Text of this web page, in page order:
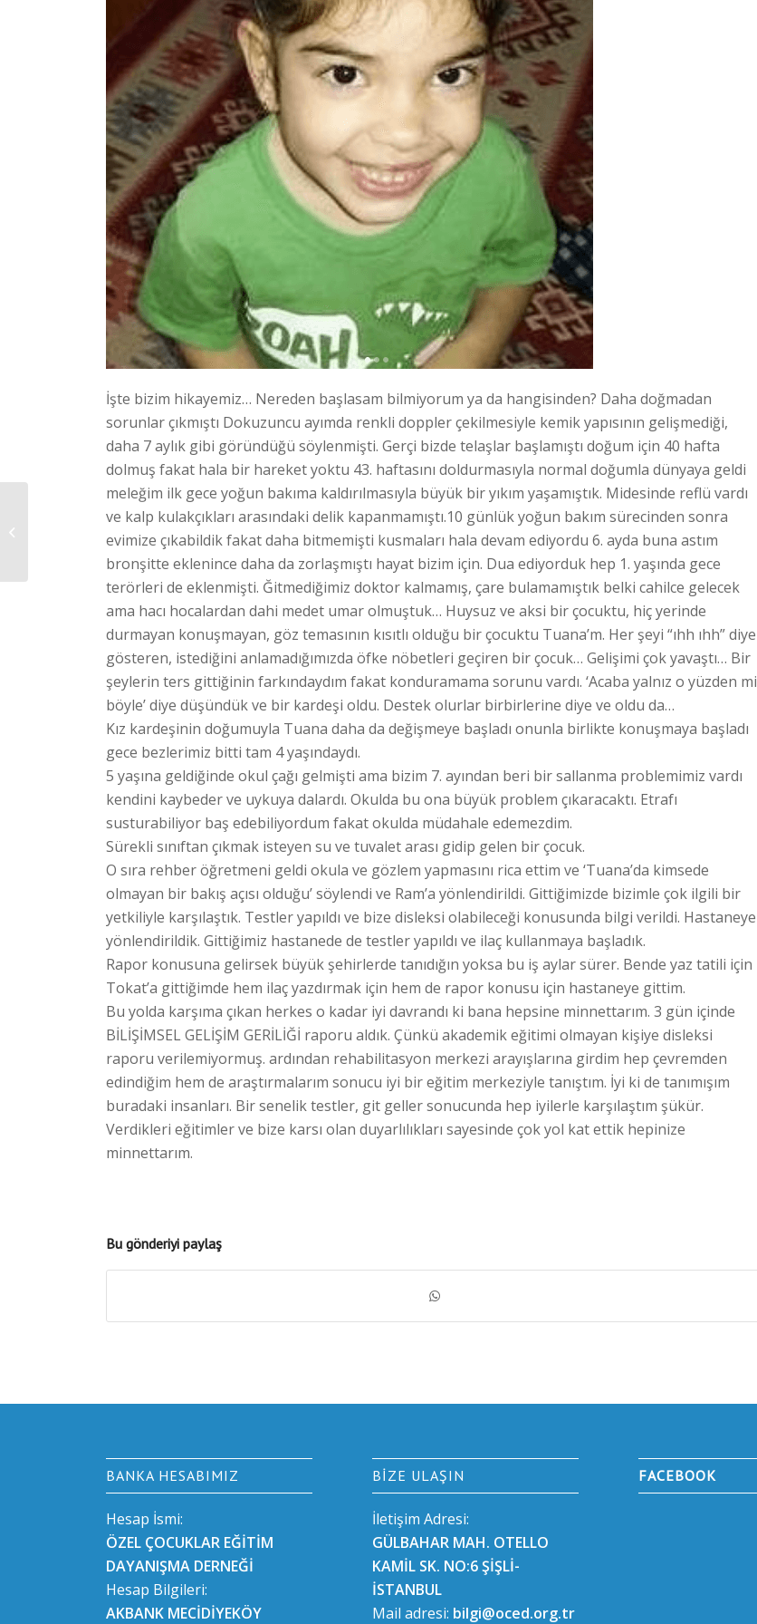
İşte bizim hikayemiz… Nereden başlasam bilmiyorum ya da hangisinden? Daha doğmadan
sorunlar çıkmıştı Dokuzuncu ayımda renkli doppler çekilmesiyle kemik yapısının gelişmediği,
daha 7 aylık gibi göründüğü söylenmişti. Gerçi bizde telaşlar başlamıştı doğum için 40 hafta
dolmuş fakat hala bir hareket yoktu 43. haftasını doldurmasıyla normal doğumla dünyaya geldi
meleğim ilk gece yoğun bakıma kaldırılmasıyla büyük bir yıkım yaşamıştık. Midesinde reflü vardı
ve kalp kulakçıkları arasındaki delik kapanmamıştı.10 günlük yoğun bakım sürecinden sonra
evimize çıkabildik fakat daha bitmemişti kusmaları hala devam ediyordu 6. ayda buna astım
bronşitte eklenince daha da zorlaşmıştı hayat bizim için. Dua ediyorduk hep 1. yaşında gece
terörleri de eklenmişti. Ğitmediğimiz doktor kalmamış, çare bulamamıştık belki cahilce gelecek
ama hacı hocalardan dahi medet umar olmuştuk… Huysuz ve aksi bir çocuktu, hiç yerinde
durmayan konuşmayan, göz temasının kısıtlı olduğu bir çocuktu Tuana’m. Her şeyi “ıhh ıhh” diye
gösteren, istediğini anlamadığımızda öfke nöbetleri geçiren bir çocuk… Gelişimi çok yavaştı… Bir
şeylerin ters gittiğinin farkındaydım fakat konduramama sorunu vardı. ‘Acaba yalnız o yüzden mi
böyle’ diye düşündük ve bir kardeşi oldu. Destek olurlar birbirlerine diye ve oldu da…
Kız kardeşinin doğumuyla Tuana daha da değişmeye başladı onunla birlikte konuşmaya başladı
gece bezlerimiz bitti tam 4 yaşındaydı.
5 yaşına geldiğinde okul çağı gelmişti ama bizim 7. ayından beri bir sallanma problemimiz vardı
kendini kaybeder ve uykuya dalardı. Okulda bu ona büyük problem çıkaracaktı. Etrafı
susturabiliyor baş edebiliyordum fakat okulda müdahale edemezdim.
Sürekli sınıftan çıkmak isteyen su ve tuvalet arası gidip gelen bir çocuk.
O sıra rehber öğretmeni geldi okula ve gözlem yapmasını rica ettim ve ‘Tuana’da kimsede
olmayan bir bakış açısı olduğu’ söylendi ve Ram’a yönlendirildi. Gittiğimizde bizimle çok ilgili bir
yetkiliyle karşılaştık. Testler yapıldı ve bize disleksi olabileceği konusunda bilgi verildi. Hastaneye
yönlendirildik. Gittiğimiz hastanede de testler yapıldı ve ilaç kullanmaya başladık.
Rapor konusuna gelirsek büyük şehirlerde tanıdığın yoksa bu iş aylar sürer. Bende yaz tatili için
Tokat’a gittiğimde hem ilaç yazdırmak için hem de rapor konusu için hastaneye gittim.
Bu yolda karşıma çıkan herkes o kadar iyi davrandı ki bana hepsine minnettarım. 3 gün içinde
BİLİŞİMSEL GELİŞİM GERİLİĞİ raporu aldık. Çünkü akademik eğitimi olmayan kişiye disleksi
raporu verilemiyormuş. ardından rehabilitasyon merkezi arayışlarına girdim hep çevremden
edindiğim hem de araştırmalarım sonucu iyi bir eğitim merkeziyle tanıştım. İyi ki de tanımışım
buradaki insanları. Bir senelik testler, git geller sonucunda hep iyilerle karşılaştım şükür.
Verdikleri eğitimler ve bize karsı olan duyarlılıkları sayesinde çok yol kat ettik hepinize
minnettarım.
Bu gönderiyi paylaş
BANKA HESABIMIZ
Hesap İsmi:
ÖZEL ÇOCUKLAR EĞİTİM
DAYANIŞMA DERNEĞİ
Hesap Bilgileri:
AKBANK MECİDİYEKÖY
BIZE ULAŞIN
İletişim Adresi:
GÜLBAHAR MAH. OTELLO
KAMİL SK. NO:6 ŞİŞLİ-
İSTANBUL
Mail adresi: bilgi@oced.org.tr
FACEBOOK
23 NİSAN RESİM